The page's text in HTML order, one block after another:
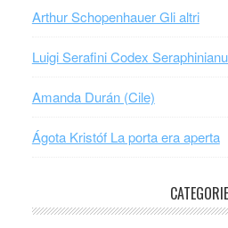
Arthur Schopenhauer Gli altri
Luigi Serafini Codex
Amanda Durán (Cile)
Ágota Kristóf La porta era aperta
CATEGORIE